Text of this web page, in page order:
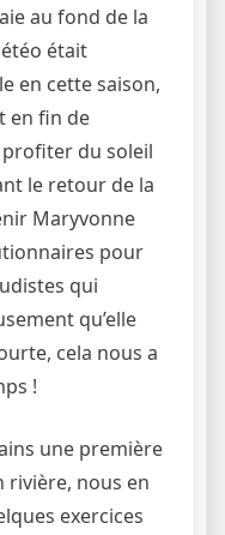
au fond de la
était
en cette saison,
en fin de
du soleil
le retour de la
Maryvonne
pour
qui
qu’elle
cela nous a
!
une première
rivière, nous en
exercices